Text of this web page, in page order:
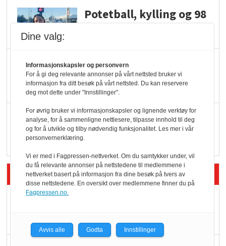
Potetball, kylling og 98
oktan
KBS-bransjen i
endring: Stadig større
serveringstilbud
Vokser med ferdigmat
i dagligvare
Siste artikler - Butikk i praksis
Dine valg:
Informasjonskapsler og personvern
For å gi deg relevante annonser på vårt nettsted bruker vi
informasjon fra ditt besøk på vårt nettsted. Du kan reservere
deg mot dette under "Innstillinger".
For øvrig bruker vi informasjonskapsler og lignende verktøy for
analyse, for å sammenligne nettlesere, tilpasse innhold til deg
og for å utvikle og tilby nødvendig funksjonalitet. Les mer i vår
personvernerklæring.
Vi er med i Fagpressen-nettverket. Om du samtykker under, vil
du få relevante annonser på nettstedene til medlemmene i
nettverket basert på informasjon fra dine besøk på tvers av
disse nettstedene. En oversikt over medlemmene finner du på
Fagpressen.no.
Avvis alle Godta Innstillinger